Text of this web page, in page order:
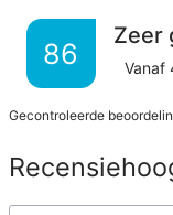
86
Zeer
Vanaf
Gecontroleerde